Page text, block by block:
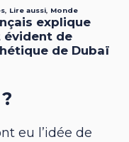
eu l’idée de